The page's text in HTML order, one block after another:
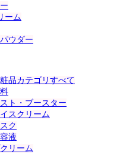
ーム
ウダー
品カテゴリすべて
ト・ブースター
スクリーム
ク
液
リーム